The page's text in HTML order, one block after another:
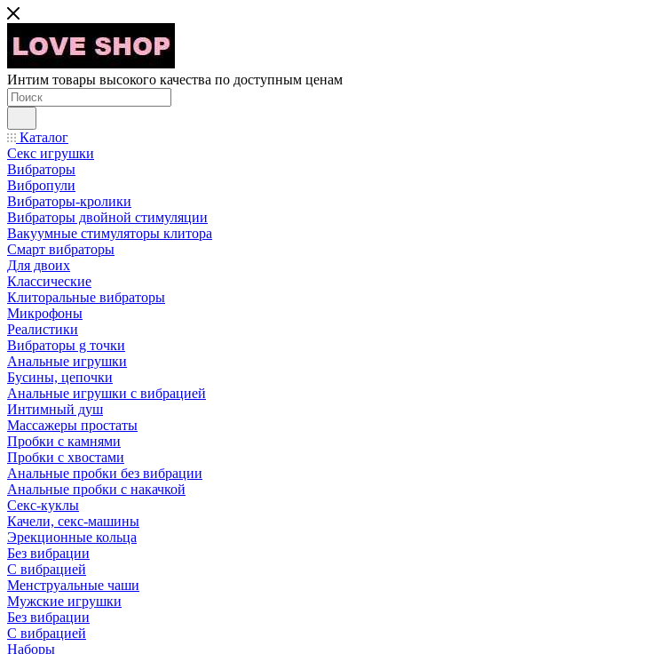
Интим товары высокого качества по доступным ценам
Каталог
Секс игрушки
Вибраторы
Вибропули
Вибраторы-кролики
Вибраторы двойной стимуляции
Вакуумные стимуляторы клитора
Смарт вибраторы
Для двоих
Классические
Клиторальные вибраторы
Микрофоны
Реалистики
Вибраторы g точки
Анальные игрушки
Бусины, цепочки
Анальные игрушки с вибрацией
Интимный душ
Массажеры простаты
Пробки с камнями
Пробки с хвостами
Анальные пробки без вибрации
Анальные пробки с накачкой
Секс-куклы
Качели, секс-машины
Эрекционные кольца
Без вибрации
С вибрацией
Менструальные чаши
Мужские игрушки
Без вибрации
С вибрацией
Наборы